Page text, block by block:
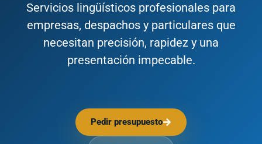
Servicios lingüísticos profesionales para
empresas, despachos y particulares que
necesitan precisión, rapidez y una
presentación impecable.
Pedir presupuesto